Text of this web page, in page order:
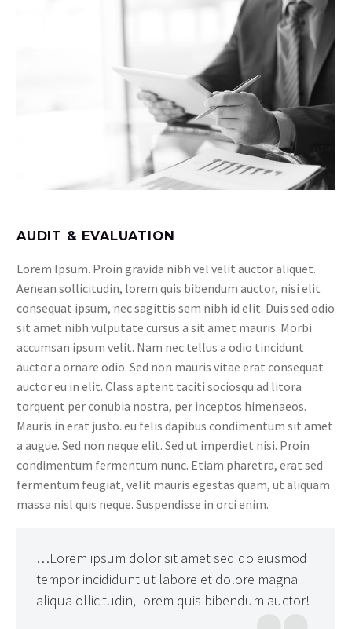
AUDIT & EVALUATION
Lorem Ipsum. Proin gravida nibh vel velit auctor aliquet.
Aenean sollicitudin, lorem quis bibendum auctor, nisi elit
consequat ipsum, nec sagittis sem nibh id elit. Duis sed odio
sit amet nibh vulputate cursus a sit amet mauris. Morbi
accumsan ipsum velit. Nam nec tellus a odio tincidunt
auctor a ornare odio. Sed non mauris vitae erat consequat
auctor eu in elit. Class aptent taciti sociosqu ad litora
torquent per conubia nostra, per inceptos himenaeos.
Mauris in erat justo. eu felis dapibus condimentum sit amet
a augue. Sed non neque elit. Sed ut imperdiet nisi. Proin
condimentum fermentum nunc. Etiam pharetra, erat sed
fermentum feugiat, velit mauris egestas quam, ut aliquam
massa nisl quis neque. Suspendisse in orci enim.
…Lorem ipsum dolor sit amet sed do eiusmod
tempor incididunt ut labore et dolore magna
aliqua ollicitudin, lorem quis bibendum auctor!